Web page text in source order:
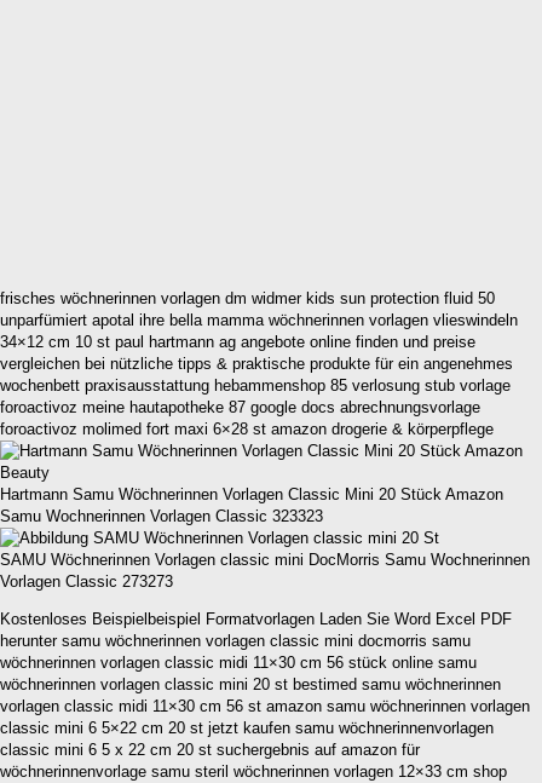
frisches wöchnerinnen vorlagen dm widmer kids sun protection fluid 50
unparfümiert apotal ihre bella mamma wöchnerinnen vorlagen vlieswindeln
34×12 cm 10 st paul hartmann ag angebote online finden und preise
vergleichen bei nützliche tipps & praktische produkte für ein angenehmes
wochenbett praxisausstattung hebammenshop 85 verlosung stub vorlage
foroactivoz meine hautapotheke 87 google docs abrechnungsvorlage
foroactivoz molimed fort maxi 6×28 st amazon drogerie & körperpflege
Hartmann Samu Wöchnerinnen Vorlagen Classic Mini 20 Stück Amazon
Samu Wochnerinnen Vorlagen Classic 323323
SAMU Wöchnerinnen Vorlagen classic mini DocMorris Samu Wochnerinnen
Vorlagen Classic 273273
Kostenloses Beispielbeispiel Formatvorlagen Laden Sie Word Excel PDF
herunter samu wöchnerinnen vorlagen classic mini docmorris samu
wöchnerinnen vorlagen classic midi 11×30 cm 56 stück online samu
wöchnerinnen vorlagen classic mini 20 st bestimed samu wöchnerinnen
vorlagen classic midi 11×30 cm 56 st amazon samu wöchnerinnen vorlagen
classic mini 6 5×22 cm 20 st jetzt kaufen samu wöchnerinnenvorlagen
classic mini 6 5 x 22 cm 20 st suchergebnis auf amazon für
wöchnerinnenvorlage samu steril wöchnerinnen vorlagen 12×33 cm shop